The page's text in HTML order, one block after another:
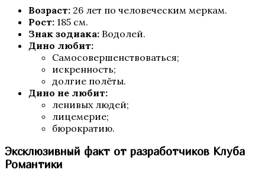
Бюро Параллельных Миров. Том 2
Te Amo. Том 2
Возраст: 26 лет по человеческим меркам.
Рост: 185 см.
Знак зодиака: Водолей.
Дино любит:
Самосовершенствоваться;
искренность;
долгие полёты.
Дино не любит:
ленивых людей;
лицемерие;
бюрократию.
Эксклюзивный факт от разработчиков Клуба
Романтики